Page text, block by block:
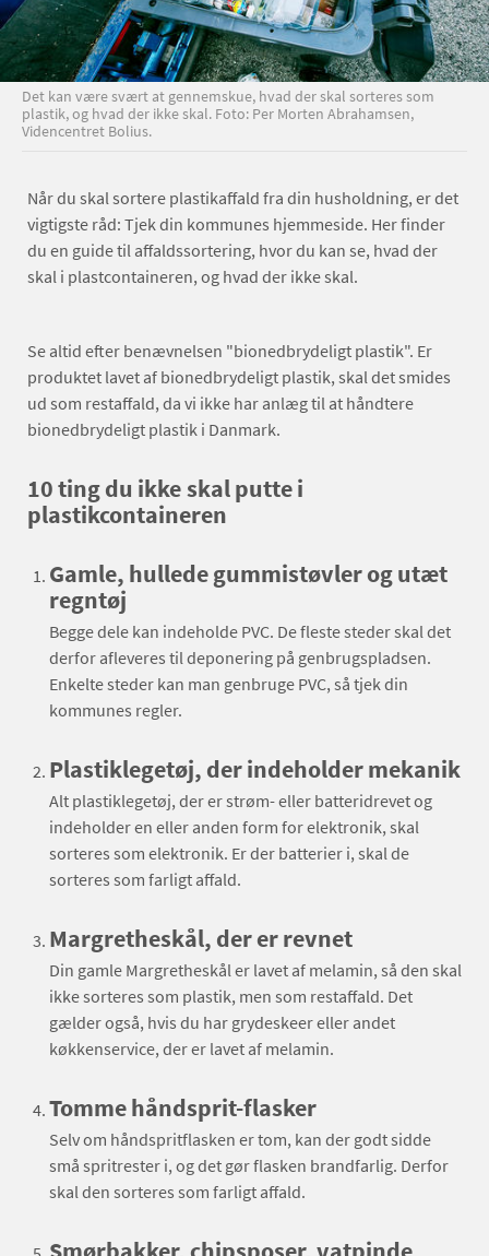
Det kan være svært at gennemskue, hvad der skal sorteres som
plastik, og hvad der ikke skal. Foto: Per Morten Abrahamsen,
Videncentret Bolius.
Når du skal sortere plastikaffald fra din husholdning, er det
vigtigste råd: Tjek din kommunes hjemmeside. Her finder
du en guide til affaldssortering, hvor du kan se, hvad der
skal i plastcontaineren, og hvad der ikke skal.
Se altid efter benævnelsen "bionedbrydeligt plastik". Er
produktet lavet af bionedbrydeligt plastik, skal det smides
ud som restaffald, da vi ikke har anlæg til at håndtere
bionedbrydeligt plastik i Danmark.
10 ting du ikke skal putte i
plastikcontaineren
Gamle, hullede gummistøvler og utæt
regntøj
Begge dele kan indeholde PVC. De fleste steder skal det
derfor afleveres til deponering på genbrugspladsen.
Enkelte steder kan man genbruge PVC, så tjek din
kommunes regler.
Plastiklegetøj, der indeholder mekanik
Alt plastiklegetøj, der er strøm- eller batteridrevet og
indeholder en eller anden form for elektronik, skal
sorteres som elektronik. Er der batterier i, skal de
sorteres som farligt affald.
Margretheskål, der er revnet
Din gamle Margretheskål er lavet af melamin, så den skal
ikke sorteres som plastik, men som restaffald. Det
gælder også, hvis du har grydeskeer eller andet
køkkenservice, der er lavet af melamin.
Tomme håndsprit-flasker
Selv om håndspritflasken er tom, kan der godt sidde
små spritrester i, og det gør flasken brandfarlig. Derfor
skal den sorteres som farligt affald.